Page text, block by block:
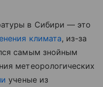
в Сибири — это
климата, из-за
самым знойным
метеорологических
ученые из